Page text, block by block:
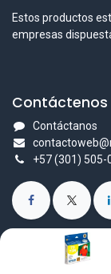
Estos productos
empresas
Contáctenos
Contáctanos
+57 (301) 505-